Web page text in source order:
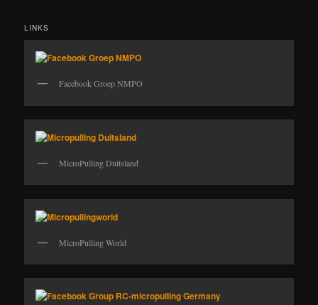
LINKS
Facebook Groep NMPO
MicroPulling Duitsland
MicroPulling World